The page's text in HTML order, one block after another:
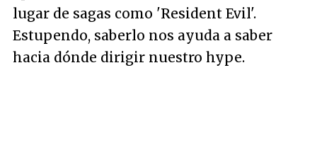
lugar de sagas como 'Resident Evil'.
Estupendo, saberlo nos ayuda a saber
hacia dónde dirigir nuestro hype.